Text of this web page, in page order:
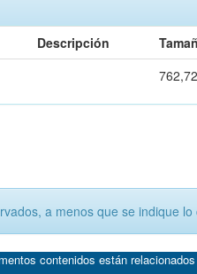
Descripción
a menos que se indique lo
contenidos están